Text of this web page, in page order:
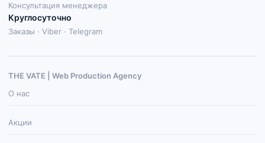
Консультация менеджера
Круглосуточно
Заказы · Viber · Telegram
THE VATE | Web Production Agenсy
О нас
Акции